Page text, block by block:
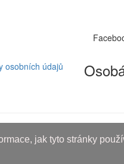
jak tyto stránky
osobních údajů